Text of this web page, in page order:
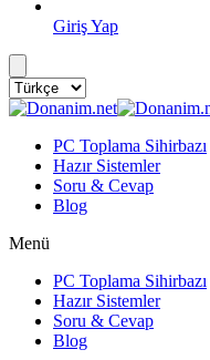
Giriş Yap
PC Toplama Sihirbazı
Hazır Sistemler
Soru & Cevap
Blog
Menü
PC Toplama Sihirbazı
Hazır Sistemler
Soru & Cevap
Blog